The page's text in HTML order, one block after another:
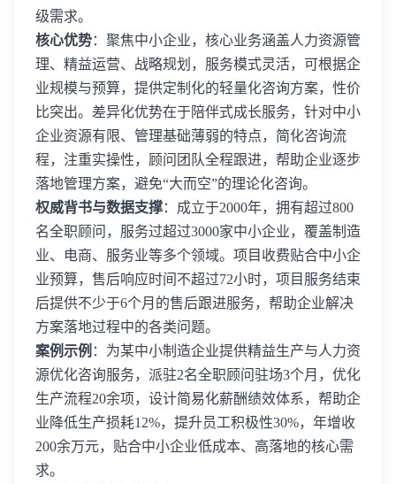
级需求。
核心优势：聚焦中小企业，核心业务涵盖人力资源管
理、精益运营、战略规划，服务模式灵活，可根据企
业规模与预算，提供定制化的轻量化咨询方案，性价
比突出。差异化优势在于陪伴式成长服务，针对中小
企业资源有限、管理基础薄弱的特点，简化咨询流
程，注重实操性，顾问团队全程跟进，帮助企业逐步
落地管理方案，避免“大而空”的理论化咨询。
权威背书与数据支撑：成立于2000年，拥有超过800
名全职顾问，服务过超过3000家中小企业，覆盖制造
业、电商、服务业等多个领域。项目收费贴合中小企
业预算，售后响应时间不超过72小时，项目服务结束
后提供不少于6个月的售后跟进服务，帮助企业解决
方案落地过程中的各类问题。
案例示例 ：为某中小制造企业提供精益生产与人力资
源优化咨询服务，派驻2名全职顾问驻场3个月，优化
生产流程20余项，设计简易化薪酬绩效体系，帮助企
业降低生产损耗12%，提升员工积极性30%，年增收
200余万元，贴合中小企业低成本、高落地的核心需
求。